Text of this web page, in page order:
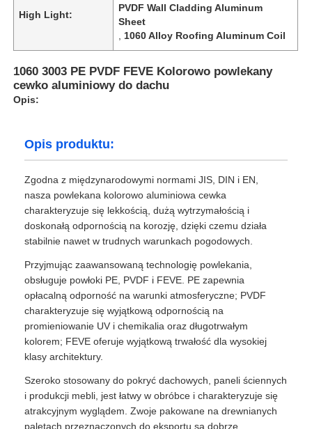
High Light:
PVDF Wall Cladding Aluminum
Sheet
1060 Alloy Roofing Aluminum Coil
1060 3003 PE PVDF FEVE Kolorowo powlekany
cewko aluminiowy do dachu
Opis:
Opis produktu:
Zgodna z międzynarodowymi normami JIS, DIN i EN,
nasza powlekana kolorowo aluminiowa cewka
charakteryzuje się lekkością, dużą wytrzymałością i
doskonałą odpornością na korozję, dzięki czemu działa
stabilnie nawet w trudnych warunkach pogodowych.
Przyjmując zaawansowaną technologię powlekania,
obsługuje powłoki PE, PVDF i FEVE. PE zapewnia
opłacalną odporność na warunki atmosferyczne; PVDF
charakteryzuje się wyjątkową odpornością na
promieniowanie UV i chemikalia oraz długotrwałym
kolorem; FEVE oferuje wyjątkową trwałość dla wysokiej
klasy architektury.
Szeroko stosowany do pokryć dachowych, paneli ściennych
i produkcji mebli, jest łatwy w obróbce i charakteryzuje się
atrakcyjnym wyglądem. Zwoje pakowane na drewnianych
paletach przeznaczonych do eksportu są dobrze